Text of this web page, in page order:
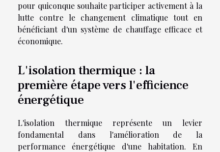
pour quiconque souhaite participer activement à la
lutte contre le changement climatique tout en
bénéficiant d'un système de chauffage efficace et
économique.
L'isolation thermique : la
première étape vers l'efficience
énergétique
L'isolation thermique représente un levier
fondamental dans l'amélioration de la
performance énergétique d'une habitation. En